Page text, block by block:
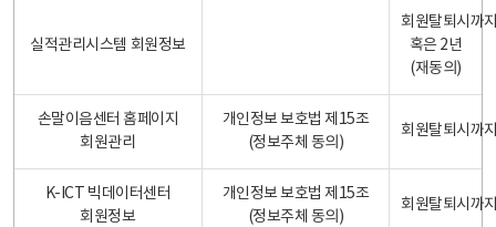
실적관리시스템 회원정보
회원탈퇴시까
혹은 2년
(재동의)
손말이음센터 홈페이지
회원관리
개인정보 보호법 제15조
(정보주체 동의)
회원탈퇴시까
K-ICT 빅데이터센터
회원정보
개인정보 보호법 제15조
(정보주체 동의)
회원탈퇴시까